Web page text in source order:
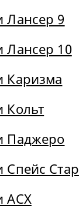
Лансер 9
Лансер 10
Каризма
Кольт
Паджеро
Спейс Стар
АСХ